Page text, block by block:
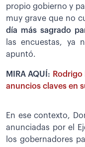
propio gobierno y
muy grave que no
día más sagrado
las encuestas, ya
apuntó.
MIRA AQUÍ:
anuncios claves en
En ese contexto,
anunciadas por el
los gobernadores